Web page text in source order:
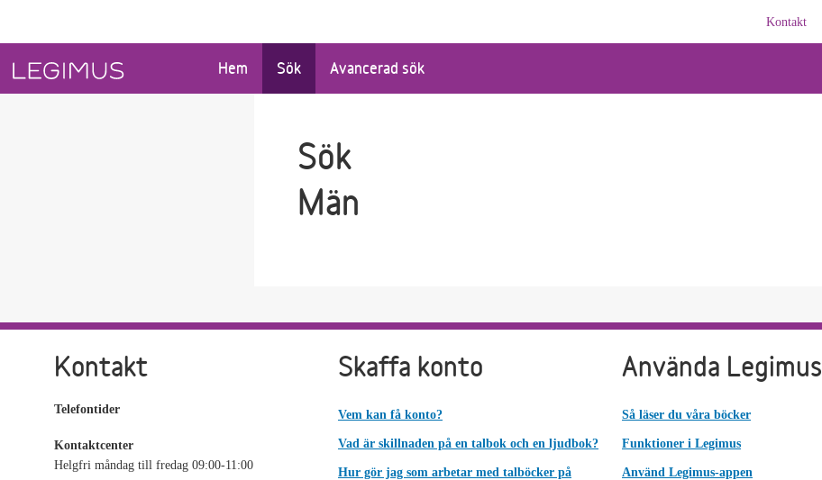
Kontakt
Hem Sök Avancerad sök
Sök
Män
Kontakt
Telefontider
Kontaktcenter
Helgfri måndag till fredag 09:00-11:00
Skaffa konto
Vem kan få konto?
Vad är skillnaden på en talbok och en ljudbok?
Hur gör jag som arbetar med talböcker på
Använda Legimus
Så läser du våra böcker
Funktioner i Legimus
Använd Legimus-appen